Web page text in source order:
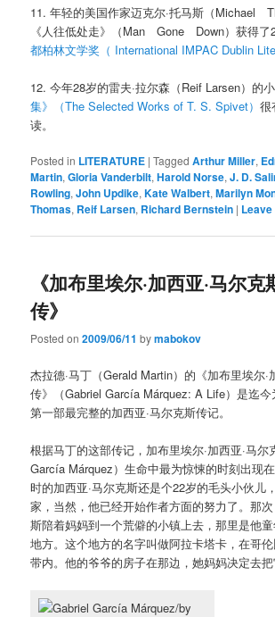
11. 年轻的美国作家迈克尔·托马斯（Michael
《人往低处走》（Man Gone Down）获得了
都柏林文学奖（ International IMPAC Dublin
12. 今年28岁的雷夫·拉尔森（Reif Larsen）的
集》（The Selected Works of T. S. Spivet）很
读。
Posted in LITERATURE |Tagged Arthur Miller,
Martin,Gloria Vanderbilt,Harold Norse,J. D.
Rowling,John Updike,Kate Walbert,Marilyn
Thomas, Reif Larsen, Richard Bernstein |
《加布里埃尔·加西亚·马尔克
传》
Posted on2009/06/11 bymabokov
杰拉德·马丁（Gerald Martin）的《加布里埃尔·
传》（Gabriel García Márquez: A Life）是迄
第一部最完整的加西亚·马尔克斯传记。
根据马丁的这部传记，加布里埃尔·加西亚·马尔
García Márquez）生命中最为惊悚的时刻出现
时的加西亚·马尔克斯还是个22岁的毛头小伙儿
家，当然，他已经开始作者方面的努力了。那
斯陪着妈妈到一个荒僻的小镇上去，那里是他
地方。这个地方的名字叫做阿拉卡塔卡，在哥
带内。他的爷爷的房子在那边，她妈妈决定去把